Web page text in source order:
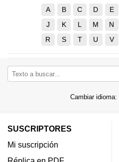
A B C D E
J
K L M N
R
S T U V
Cambiar idioma:
SUSCRIPTORES
Mi suscripción